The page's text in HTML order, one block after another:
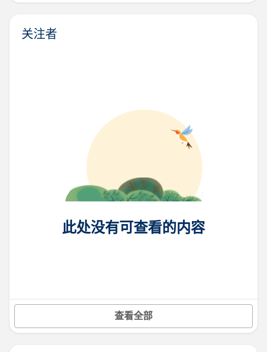
关注者
此处没有可查看的内容
查看全部